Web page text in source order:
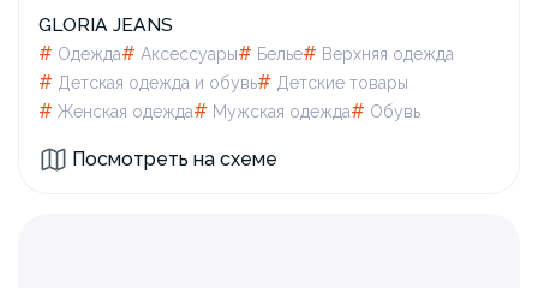
GLORIA JEANS
# Одежда# Аксессуары# Белье# Верхняя одежда
# Детская одежда и обувь# Детские товары
# Женская одежда# Мужская одежда# Обувь
Посмотреть на схеме